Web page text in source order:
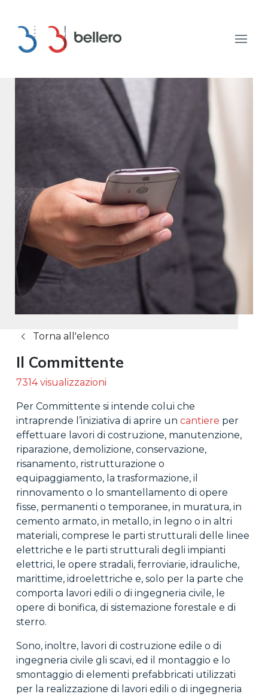
Torna all'elenco
Il Committente
7314 visualizzazioni
Per Committente si intende colui che
intraprende l’iniziativa di aprire un cantiere per
effettuare lavori di costruzione, manutenzione,
riparazione, demolizione, conservazione,
risanamento, ristrutturazione o
equipaggiamento, la trasformazione, il
rinnovamento o lo smantellamento di opere
fisse, permanenti o temporanee, in muratura, in
cemento armato, in metallo, in legno o in altri
materiali, comprese le parti strutturali delle linee
elettriche e le parti strutturali degli impianti
elettrici, le opere stradali, ferroviarie, idrauliche,
marittime, idroelettriche e, solo per la parte che
comporta lavori edili o di ingegneria civile, le
opere di bonifica, di sistemazione forestale e di
sterro.
Sono, inoltre, lavori di costruzione edile o di
ingegneria civile gli scavi, ed il montaggio e lo
smontaggio di elementi prefabbricati utilizzati
per la realizzazione di lavori edili o di ingegneria